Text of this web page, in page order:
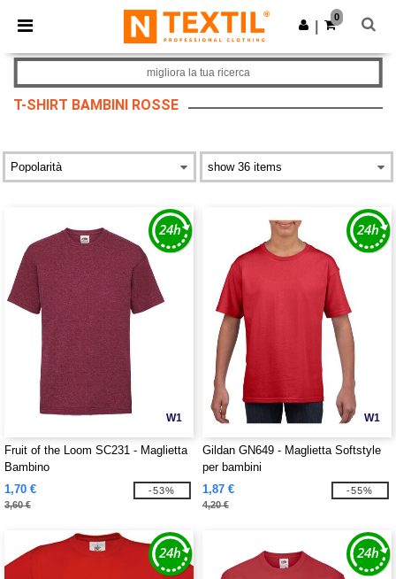
× App Ntextil
Prezzi migliori sull'app!
Scarica app
0
T-SHIRT BAMBINI ROSSE
migliora la tua ricerca
W1
Fruit of the Loom SC231 - Maglietta
Bambino
1,70 €
3,60 €
-53%
W1
Gildan GN649 - Maglietta Softstyle
per bambini
1,87 €
4,20 €
-55%